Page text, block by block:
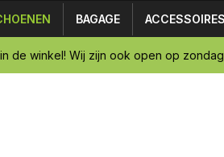
BAGAGE ACCESSOIRES
de winkel! Wij zijn ook open op zondag